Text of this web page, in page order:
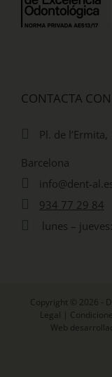
CONTACTA
Pl. de
Barcelona
info@dent-
934 77 29 84
lunes –
Copyright © 2026 -
Legal
Web